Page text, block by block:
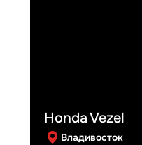
Honda Vezel
Владивосток